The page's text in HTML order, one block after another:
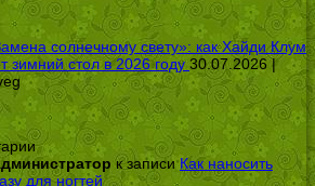
солнечному свету»: как Хайди Клум
зимний стол в 2026 году 30.07.2026 |
к записиКак наносить
для ногтей